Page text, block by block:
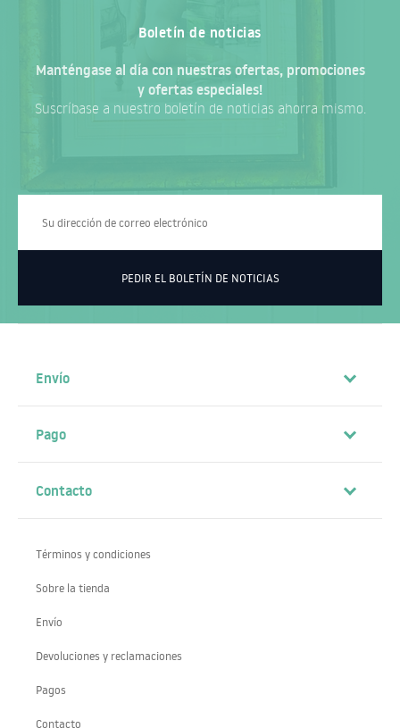
Boletín de noticias
Manténgase al día con nuestras ofertas, promociones
y ofertas especiales!
Suscríbase a nuestro boletín de noticias ahorra mismo.
PEDIR EL BOLETÍN DE NOTICIAS
Envío
Pago
Contacto
Términos y condiciones
Sobre la tienda
Envío
Devoluciones y reclamaciones
Pagos
Contacto